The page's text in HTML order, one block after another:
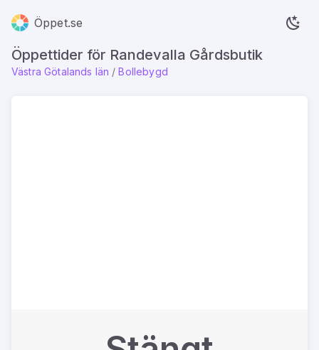
Öppet.se
Öppettider för Randevalla Gårdsbutik
Västra Götalands län / Bollebygd